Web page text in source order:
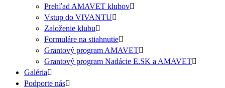
Prehľad AMAVET klubov
Vstup do VIVANTU
Založenie klubu
Formuláre na stiahnutie
Grantový program AMAVET
Grantový program Nadácie E.SK a AMAVET
Galéria
Podporte nás